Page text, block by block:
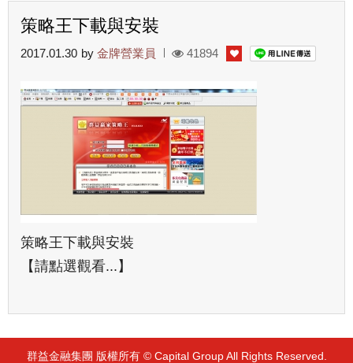
策略王下載與安裝
2017.01.30 by 金牌營業員 41894
策略王下載與安裝
【請點選觀看...】
群益金融集團 版權所有 © Capital Group All Rights Reserved.